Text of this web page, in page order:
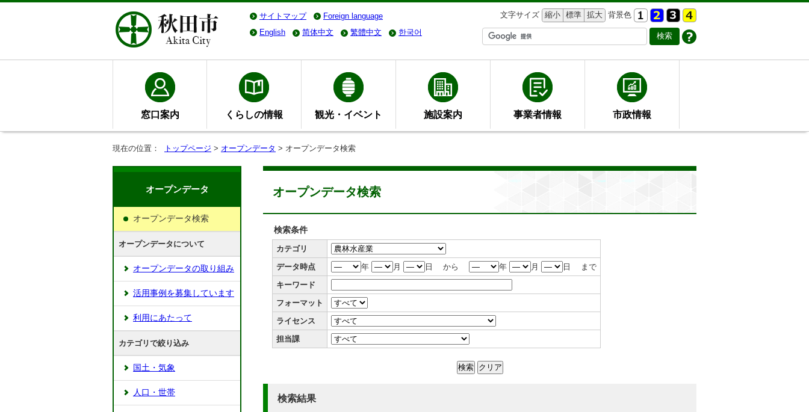
サイトマップ Foreign language 文字サイズ 縮小 標準 拡大 背景色
English
简体中文 繁體中文 한국어
窓口案内 くらしの情報 観光・イベント 施設案内 事業者情報 市政情報
現在の位置： トップページ > オープンデータ > オープンデータ検索
オープンデータ検索
検索条件
カテゴリ
データ時点
年 月 日 から 年 月
日 まで
キーワード
フォーマット
ライセンス
担当課
検索 クリア
検索結果
オープンデータ
オープンデータ検索
オープンデータについて
オープンデータの取り組み
活用事例を募集しています
利用にあたって
カテゴリで絞り込み
国土・気象
人口・世帯